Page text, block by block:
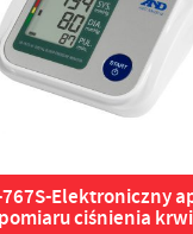
767S-Elektroniczny
pomiaru ciśnienia krwi